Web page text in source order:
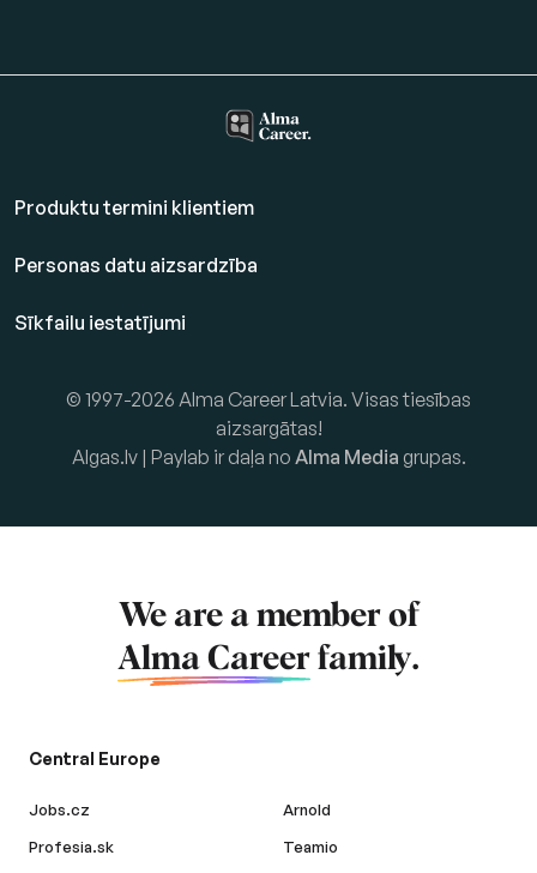
Produktu termini klientiem
Personas datu aizsardzība
Sīkfailu iestatījumi
© 1997-2026 Alma Career Latvia. Visas tiesības
aizsargātas!
Algas.lv | Paylab ir daļa no Alma Media grupas.
We are a member of
Alma Career family.
Central Europe
Jobs.cz
Profesia.sk
Arnold
Teamio